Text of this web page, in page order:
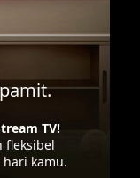
TV!
fleksibel
kamu.